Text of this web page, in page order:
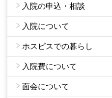
入院の申込・相談
入院について
ホスピスでの暮らし
入院費について
面会について